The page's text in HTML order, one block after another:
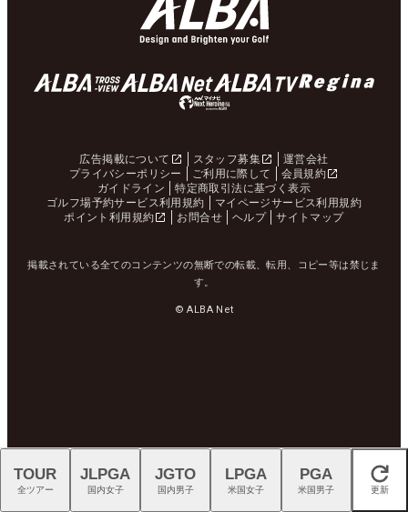
広告掲載について スタッフ募集
運営会社
プライバシーポリシー
ご利用に際して
会員規約
ガイドライン
特定商取引法に基づく表示
ゴルフ場予約サービス利用規約
マイページサービス利用規約
ポイント利用規約
お問合せ ヘルプ サイトマップ
掲載されている全てのコンテンツの無断での転載、転用、コピー等は禁じま
す。
© ALBA Net
閉じる
TOUR
全ツアー
JLPGA
国内女子
JGTO
国内男子
LPGA
米国女子
PGA
米国男子 更新